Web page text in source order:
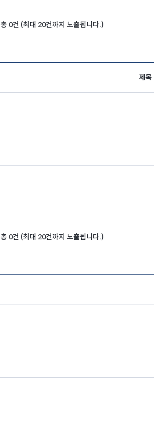
총 0건 (최대 20건까지 노출됩니다.)
제목
총 0건 (최대 20건까지 노출됩니다.)